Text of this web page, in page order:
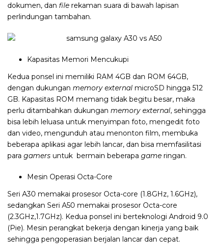
dokumen, dan file rekaman suara di bawah lapisan
perlindungan tambahan.
Kapasitas Memori Mencukupi
Kedua ponsel ini memiliki RAM 4GB dan ROM 64GB,
dengan dukungan memory external microSD hingga 512
GB. Kapasitas ROM memang tidak begitu besar, maka
perlu ditambahkan dukungan memory external, sehingga
bisa lebih leluasa untuk menyimpan foto, mengedit foto
dan video, mengunduh atau menonton film, membuka
beberapa aplikasi agar lebih lancar, dan bisa memfasilitasi
para gamers untuk bermain beberapa game ringan.
Mesin Operasi Octa-Core
Seri A30 memakai prosesor Octa-core (1.8GHz, 1.6GHz),
sedangkan Seri A50 memakai prosesor Octa-core
(2.3GHz,1.7GHz). Kedua ponsel ini berteknologi Android 9.0
(Pie). Mesin perangkat bekerja dengan kinerja yang baik
sehingga pengoperasian berjalan lancar dan cepat.